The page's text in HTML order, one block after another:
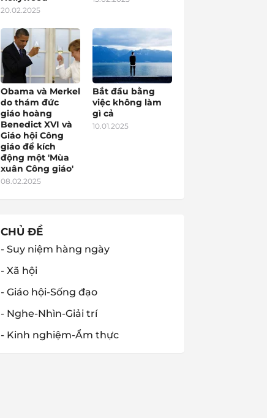
20.02.2025
Obama và Merkel
do thám đức
giáo hoàng
Benedict XVI và
Giáo hội Công
giáo để kích
động một 'Mùa
xuân Công giáo'
08.02.2025
Bắt đầu bằng
việc không làm
gì cả
10.01.2025
CHỦ ĐỀ
- Suy niệm hàng ngày
- Xã hội
- Giáo hội-Sống đạo
- Nghe-Nhìn-Giải trí
- Kinh nghiệm-Ẩm thực